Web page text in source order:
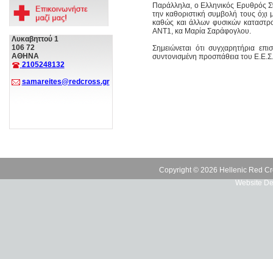
Λυκαβηττού 1
106 72
ΑΘΗΝΑ
2105248132
samareites@redcross.gr
Παράλληλα, ο Ελληνικός Ερυθρός
την καθοριστική συμβολή τους
καθώς και άλλων φυσικών
ΑΝΤ1, κα Μαρία Σαράφογλου.
Σημειώνεται ότι συγχαρητήρια
συντονισμένη προσπάθεια του
Copyright © 2026 Hellenic Red
Website